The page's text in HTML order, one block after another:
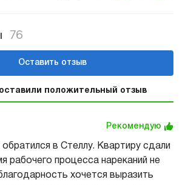
76
Оставить отзыв
положительный отзыв
Рекомендую
в Стеллу. Квартиру сдали
рабочего процесса нареканий не
хочется выразить